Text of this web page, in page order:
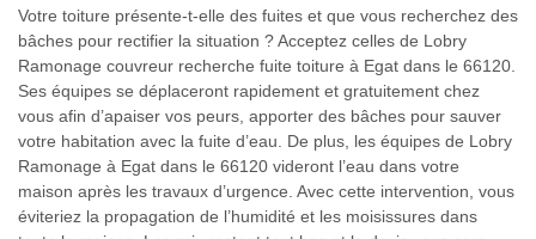
Votre toiture présente-t-elle des fuites et que vous recherchez des
bâches pour rectifier la situation ? Acceptez celles de Lobry
Ramonage couvreur recherche fuite toiture à Egat dans le 66120.
Ses équipes se déplaceront rapidement et gratuitement chez
vous afin d’apaiser vos peurs, apporter des bâches pour sauver
votre habitation avec la fuite d’eau. De plus, les équipes de Lobry
Ramonage à Egat dans le 66120 videront l’eau dans votre
maison après les travaux d’urgence. Avec cette intervention, vous
éviteriez la propagation de l’humidité et les moisissures dans